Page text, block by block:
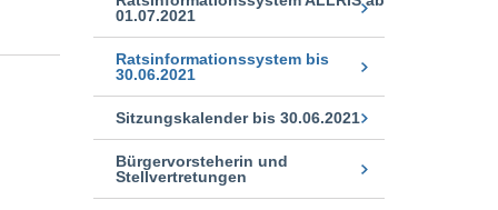
01.07.2021
Ratsinformationssystem bis
30.06.2021
Sitzungskalender bis 30.06.2021
Bürgervorsteherin und
Stellvertretungen